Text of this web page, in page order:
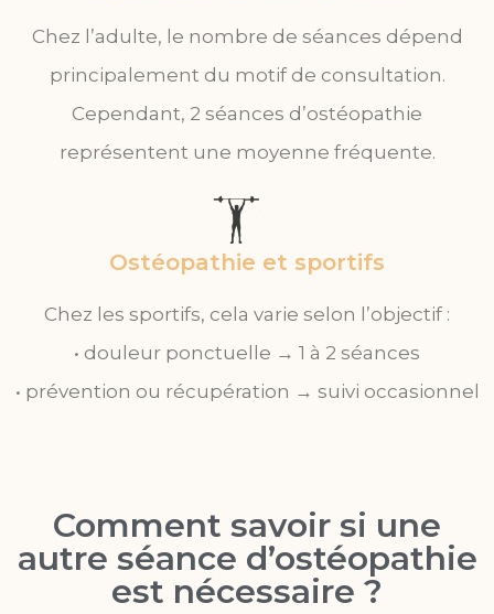
Chez l’adulte, le nombre de séances dépend
principalement du motif de consultation.
Cependant, 2 séances d’ostéopathie
représentent une moyenne fréquente.
Ostéopathie et sportifs
Chez les sportifs, cela varie selon l’objectif :
• douleur ponctuelle → 1 à 2 séances
• prévention ou récupération → suivi occasionnel
Comment savoir si une
autre séance d’ostéopathie
est nécessaire ?